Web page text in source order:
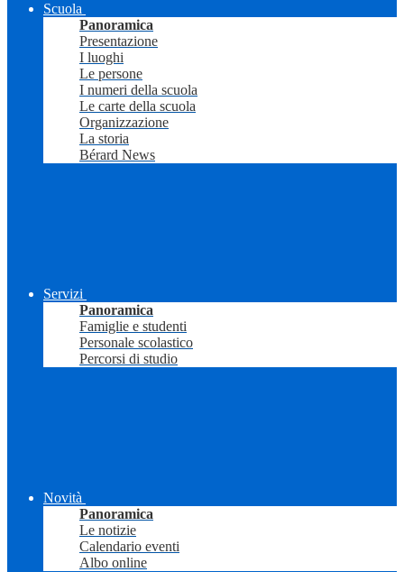
Scuola
Panoramica
Presentazione
I luoghi
Le persone
I numeri della scuola
Le carte della scuola
Organizzazione
La storia
Bérard News
Servizi
Panoramica
Famiglie e studenti
Personale scolastico
Percorsi di studio
Novità
Panoramica
Le notizie
Calendario eventi
Albo online